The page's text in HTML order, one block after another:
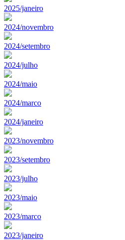
2025/janeiro
2024/novembro
2024/setembro
2024/julho
2024/maio
2024/marco
2024/janeiro
2023/novembro
2023/setembro
2023/julho
2023/maio
2023/marco
2023/janeiro